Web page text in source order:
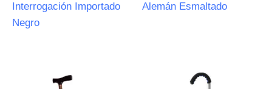
Interrogación Importado
Negro
Alemán Esmaltado